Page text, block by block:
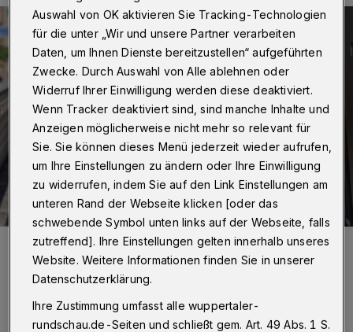
Foto:Christoph Petersen
Einen größeren Polizeieinsatz haben am
Dienstagnachmittag (4. August 2020)
Ladendiebe in der Elberfelder City ausgelöst.
Auswahl von OK aktivieren Sie Tracking-Technologien
für die unter „Wir und unsere Partner verarbeiten
Daten, um Ihnen Dienste bereitzustellen“ aufgeführten
Zwecke. Durch Auswahl von Alle ablehnen oder
Widerruf Ihrer Einwilligung werden diese deaktiviert.
Wenn Tracker deaktiviert sind, sind manche Inhalte und
Anzeigen möglicherweise nicht mehr so relevant für
Sie. Sie können dieses Menü jederzeit wieder aufrufen,
um Ihre Einstellungen zu ändern oder Ihre Einwilligung
zu widerrufen, indem Sie auf den Link Einstellungen am
unteren Rand der Webseite klicken [oder das
schwebende Symbol unten links auf der Webseite, falls
zutreffend]. Ihre Einstellungen gelten innerhalb unseres
Website. Weitere Informationen finden Sie in unserer
Datenschutzerklärung.
Ihre Zustimmung umfasst alle wuppertaler-
rundschau.de-Seiten und schließt gem. Art. 49 Abs. 1 S.